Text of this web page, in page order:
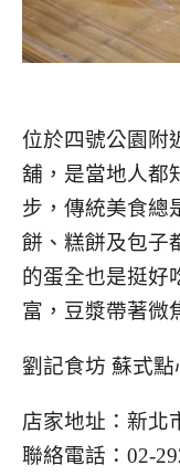
位於四號公園附
舖，是當地人都
步，傳統美食總
餅、糕餅及包子
的蛋全也是挺好
富，豆漿帶著微
劉記食坊 蘇式點
店家地址：新北
聯絡電話：02-